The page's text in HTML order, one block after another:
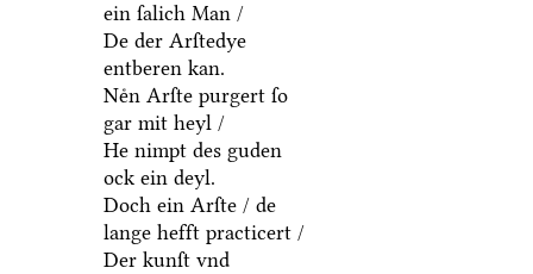
ein ſalich Man /
De der Arſtedye
entberen kan.
Neͤn Arſte purgert ſo
gar mit heyl /
He nimpt des guden
ock ein deyl.
Doch ein Arſte / de
lange hefft practicert /
Der kunſt vnd